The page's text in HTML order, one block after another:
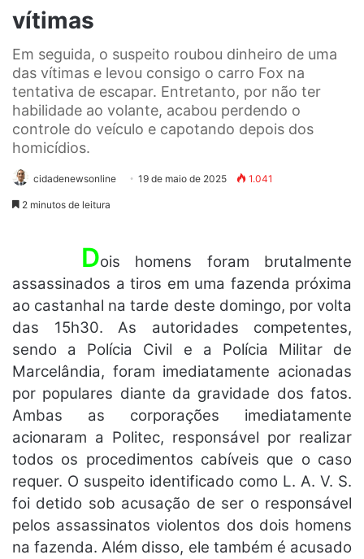
vítimas
Em seguida, o suspeito roubou dinheiro de uma
das vítimas e levou consigo o carro Fox na
tentativa de escapar. Entretanto, por não ter
habilidade ao volante, acabou perdendo o
controle do veículo e capotando depois dos
homicídios.
cidadenewsonline 19 de maio de 2025 1.041
2 minutos de leitura
Dois homens foram brutalmente
assassinados a tiros em uma fazenda próxima
ao castanhal na tarde deste domingo, por volta
das 15h30. As autoridades competentes,
sendo a Polícia Civil e a Polícia Militar de
Marcelândia, foram imediatamente acionadas
por populares diante da gravidade dos fatos.
Ambas as corporações imediatamente
acionaram a Politec, responsável por realizar
todos os procedimentos cabíveis que o caso
requer. O suspeito identificado como L. A. V. S.
foi detido sob acusação de ser o responsável
pelos assassinatos violentos dos dois homens
na fazenda. Além disso, ele também é acusado